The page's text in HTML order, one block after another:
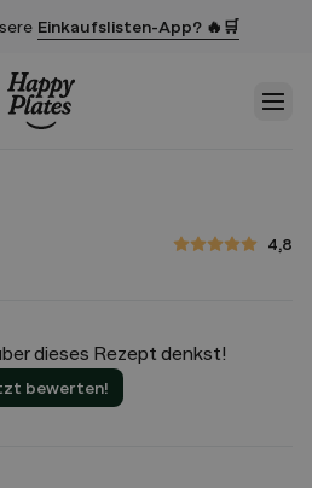
Einkaufslisten-App? 🔥🛒
4,8
4,8 von 5 Sternen
dieses Rezept denkst!
bewerten!